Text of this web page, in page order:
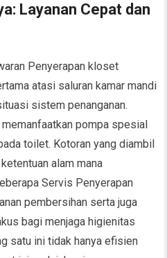
Layanan Cepat dan
Penyerapan kloset
atasi saluran kamar mandi
sistem penanganan.
pompa spesial
toilet. Kotoran yang diambil
alam mana
Servis Penyerapan
pembersihan serta juga
bagi menjaga higienitas
satu ini tidak hanya efisien